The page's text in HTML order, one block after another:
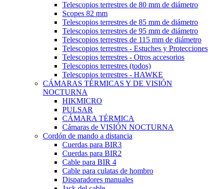
Telescopios terrestres de 80 mm de diámetro
Scopes 82 mm
Telescopios terrestres de 85 mm de diámetro
Telescopios terrestres de 95 mm de diámetro
Telescopios terrestres de 115 mm de diámetro
Telescopios terrestres - Estuches y Protecciones
Telescopios terrestres - Otros accesorios
Telescopios terrestres (todos)
Telescopios terrestres - HAWKE
CÁMARAS TÉRMICAS Y DE VISIÓN
NOCTURNA
HIKMICRO
PULSAR
CÁMARA TÉRMICA
Cámaras de VISIÓN NOCTURNA
Cordón de mando a distancia
Cuerdas para BIR3
Cuerdas para BIR2
Cable para BIR 4
Cable para culatas de hombro
Disparadores manuales